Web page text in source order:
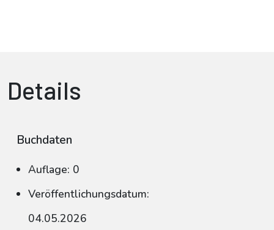
Details
Buchdaten
Auflage: 0
Veröffentlichungsdatum:
04.05.2026